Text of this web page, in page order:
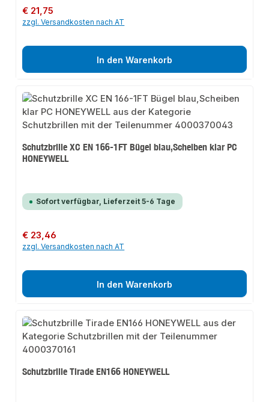
Regulärer Preis:
€ 21,75
zzgl. Versandkosten nach AT
In den Warenkorb
Schutzbrille XC EN 166-1FT Bügel blau,Scheiben klar PC
HONEYWELL
Sofort verfügbar, Lieferzeit 5-6 Tage
Regulärer Preis:
€ 23,46
zzgl. Versandkosten nach AT
In den Warenkorb
Schutzbrille Tirade EN166 HONEYWELL